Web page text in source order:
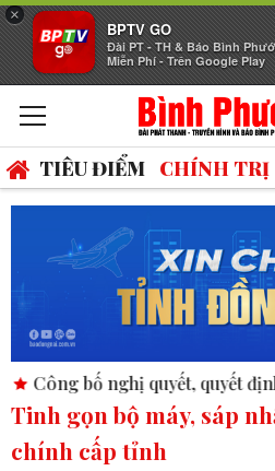
×
BPTV GO
Đài PT - TH & Báo Bình
Miễn Phí - Trên Google Play
TIÊU ĐIỂM CHÍNH TRỊ
quyết định tại các xã, phường.
Tinh gọn bộ máy, sáp
chính cấp tỉnh